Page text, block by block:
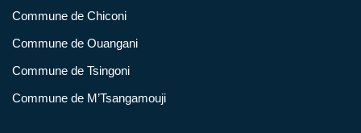
Commune de Chiconi
Commune de Ouangani
Commune de Tsingoni
Commune de M’Tsangamouji